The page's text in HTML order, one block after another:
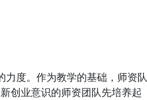
力度。作为教学的基础，师资队
创业意识的师资团队先培养起